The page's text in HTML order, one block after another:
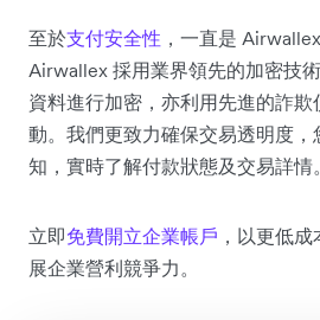
至於支付安全性 ，一直是
Airwallex 採用業界領先的加密技
資料進行加密，亦利用先進的詐
動。我們更致力確保交易透明度，
知，實時了解付款狀態及交易詳情。
立即免費開立企業帳戶 ，以更低
展企業營利競爭力。